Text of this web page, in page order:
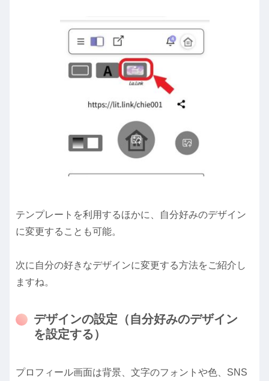
テンプレートを利用するほかに、自分好みのデザイン
に変更することも可能。
次に自分の好きなデザインに変更する方法をご紹介し
ますね。
デザインの設定（自分好みのデザイン
を設定する）
プロフィール画面は背景、文字のフォントや色、SNS